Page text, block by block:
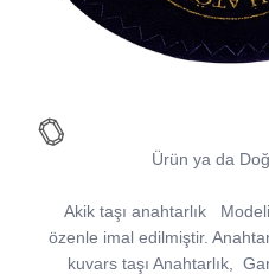
Ürün ya da
Akik taşı anahtarlık
özenle imal edilmiştir.
kuvars taşı Anahtarlık,